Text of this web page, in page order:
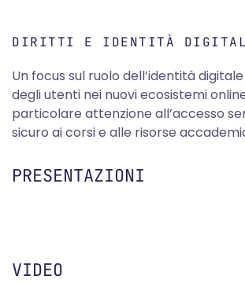
DIRITTI E IDENTITÀ
Un focus sul ruolo dell’identità
degli utenti nei nuovi ecosistemi
particolare attenzione all’accesso
sicuro ai corsi e alle risorse
PRESENTAZIONI
VIDEO